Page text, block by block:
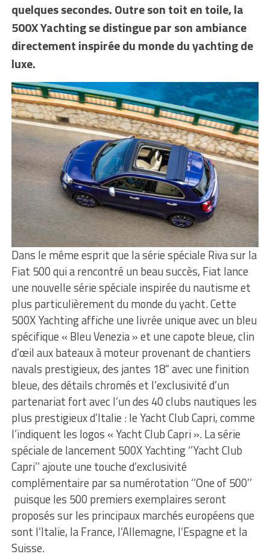
quelques secondes. Outre son toit en toile, la
500X Yachting se distingue par son ambiance
directement inspirée du monde du yachting de
luxe.
Dans le même esprit que la série spéciale Riva sur la
Fiat 500 qui a rencontré un beau succès, Fiat lance
une nouvelle série spéciale inspirée du nautisme et
plus particulièrement du monde du yacht. Cette
500X Yachting affiche une livrée unique avec un bleu
spécifique « Bleu Venezia » et une capote bleue, clin
d’œil aux bateaux à moteur provenant de chantiers
navals prestigieux, des jantes 18“ avec une finition
bleue, des détails chromés et l’exclusivité d’un
partenariat fort avec l’un des 40 clubs nautiques les
plus prestigieux d’Italie : le Yacht Club Capri, comme
l’indiquent les logos « Yacht Club Capri ». La série
spéciale de lancement 500X Yachting ‘’Yacht Club
Capri’’ ajoute une touche d’exclusivité
complémentaire par sa numérotation ‘’One of 500’’
puisque les 500 premiers exemplaires seront
proposés sur les principaux marchés européens que
sont l’Italie, la France, l’Allemagne, l’Espagne et la
Suisse.